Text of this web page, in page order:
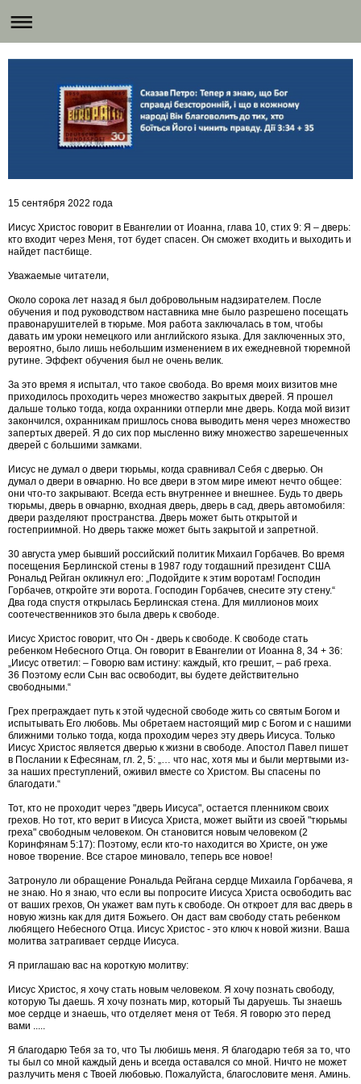
15 сентября 2022 года
Иисус Христос говорит в Евангелии от Иоанна, глава 10, стих 9: Я – дверь:
кто входит через Меня, тот будет спасен. Он сможет входить и выходить и
найдет пастбище.
Уважаемые читатели,
Около сорока лет назад я был добровольным надзирателем. После
обучения и под руководством наставника мне было разрешено посещать
правонарушителей в тюрьме. Моя работа заключалась в том, чтобы
давать им уроки немецкого или английского языка. Для заключенных это,
вероятно, было лишь небольшим изменением в их ежедневной тюремной
рутине. Эффект обучения был не очень велик.
За это время я испытал, что такое свобода. Во время моих визитов мне
приходилось проходить через множество закрытых дверей. Я прошел
дальше только тогда, когда охранники отперли мне дверь. Когда мой визит
закончился, охранникам пришлось снова выводить меня через множество
запертых дверей. Я до сих пор мысленно вижу множество зарешеченных
дверей с большими замками.
Иисус не думал о двери тюрьмы, когда сравнивал Себя с дверью. Он
думал о двери в овчарню. Но все двери в этом мире имеют нечто общее:
они что-то закрывают. Всегда есть внутреннее и внешнее. Будь то дверь
тюрьмы, дверь в овчарню, входная дверь, дверь в сад, дверь автомобиля:
двери разделяют пространства. Дверь может быть открытой и
гостеприимной. Но дверь также может быть закрытой и запретной.
30 августа умер бывший российский политик Михаил Горбачев. Во время
посещения Берлинской стены в 1987 году тогдашний президент США
Рональд Рейган окликнул его: „Подойдите к этим воротам! Господин
Горбачев, откройте эти ворота. Господин Горбачев, снесите эту стену.“
Два года спустя открылась Берлинская стена. Для миллионов моих
соотечественников это была дверь к свободе.
Иисус Христос говорит, что Он - дверь к свободе. К свободе стать
ребенком Небесного Отца. Он говорит в Евангелии от Иоанна 8, 34 + 36:
„Иисус ответил: – Говорю вам истину: каждый, кто грешит, – раб греха.
36 Поэтому если Сын вас освободит, вы будете действительно
свободными.“
Грех преграждает путь к этой чудесной свободе жить со святым Богом и
испытывать Его любовь. Мы обретаем настоящий мир с Богом и с нашими
ближними только тогда, когда проходим через эту дверь Иисуса. Только
Иисус Христос является дверью к жизни в свободе. Апостол Павел пишет
в Послании к Ефесянам, гл. 2, 5:
„… что нас, хотя мы и были мертвыми из-
за наших преступлений, оживил вместе со Христом. Вы спасены по
благодати.“
Тот, кто не проходит через "дверь Иисуса", остается пленником своих
грехов. Но тот, кто верит в Иисуса Христа, может выйти из своей "тюрьмы
греха" свободным человеком. Он становится новым человеком (2
Коринфянам 5:17): Поэтому, если кто-то находится во Христе, он уже
новое творение. Все старое миновало, теперь все новое!
Затронуло ли обращение Рональда Рейгана сердце Михаила Горбачева, я
не знаю. Но я знаю, что если вы попросите Иисуса Христа освободить вас
от ваших грехов, Он укажет вам путь к свободе. Он откроет для вас дверь в
новую жизнь как для дитя Божьего. Он даст вам свободу стать ребенком
любящего Небесного Отца. Иисус Христос - это ключ к новой жизни. Ваша
молитва затрагивает сердце Иисуса.
Я приглашаю вас на короткую молитву:
Иисус Христос, я хочу стать новым человеком. Я хочу познать свободу,
которую Ты даешь. Я хочу познать мир, который Ты даруешь. Ты знаешь
мое сердце и знаешь, что отделяет меня от Тебя. Я говорю это перед
вами .....
Я благодарю Тебя за то, что Ты любишь меня. Я благодарю тебя за то, что
ты был со мной каждый день и всегда оставался со мной. Ничто не может
разлучить меня с Твоей любовью. Пожалуйста, благословите меня. Аминь.